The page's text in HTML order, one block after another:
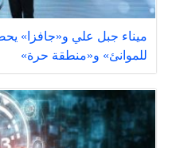
ميناء جبل علي و«جافزا»
للموانئ» و«منطقة حرة»